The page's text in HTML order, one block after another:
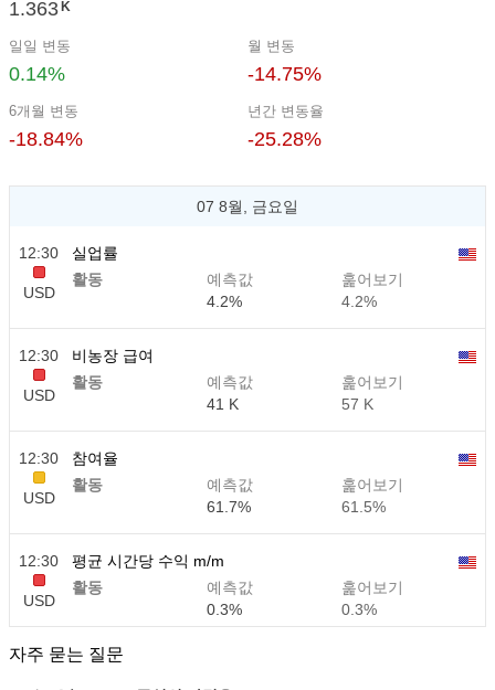
1.363 K
일일 변동
0.14%
월 변동
-14.75%
6개월 변동
-18.84%
년간 변동율
-25.28%
07 8월, 금요일
12:30
USD
실업률
활동
예측값
4.2%
훑어보기
4.2%
12:30
USD
비농장 급여
활동
예측값
41 K
훑어보기
57 K
12:30
USD
참여율
활동
예측값
61.7%
훑어보기
61.5%
12:30
USD
평균 시간당 수익 m/m
활동
예측값
0.3%
훑어보기
0.3%
12:30
평균 시간당 수익 y/y
자주 묻는 질문